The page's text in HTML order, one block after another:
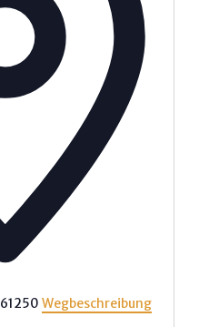
61250 Wegbeschreibung